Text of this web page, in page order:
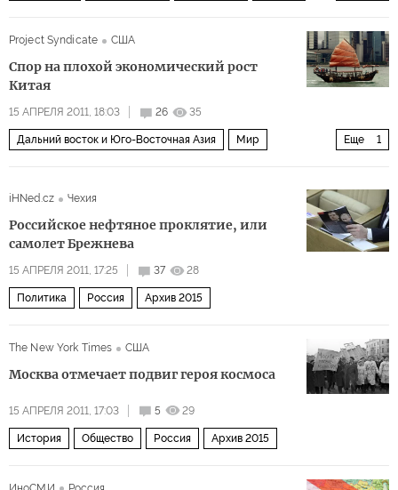
Project Syndicate
США
Спор на плохой экономический рост
Китая
15 АПРЕЛЯ 2011, 18:03 26 35
Еще 1
Дальний восток и Юго-Восточная Азия Мир
iHNed.cz Чехия
Российское нефтяное проклятие, или
самолет Брежнева
15 АПРЕЛЯ 2011, 17:25 37 28
Политика Россия Архив 2015
The New York Times США
Москва отмечает подвиг героя космоса
15 АПРЕЛЯ 2011, 17:03 5 29
История Общество Россия Архив 2015